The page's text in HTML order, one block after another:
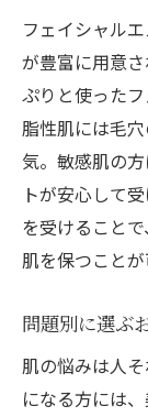
フェイシャル
が豊富に用意
ぷりと使ったフ
脂性肌には毛
気。敏感肌の
トが安心して
を受けること
肌を保つことが
問題別に選ぶ
肌の悩みは人
になる方には